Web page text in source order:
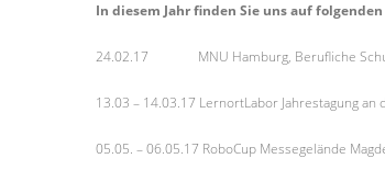
In diesem Jahr finden Sie uns auf
24.02.17 MNU Hamburg, Berufliche
13.03 – 14.03.17 LernortLabor Jahrestagung
05.05. – 06.05.17 RoboCup Messegelände